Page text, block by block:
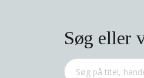
Søg eller